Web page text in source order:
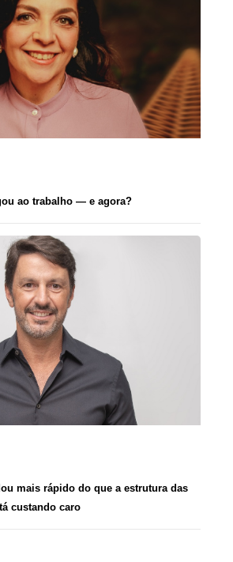
ao trabalho — e agora?
mais rápido do que a estrutura das
custando caro